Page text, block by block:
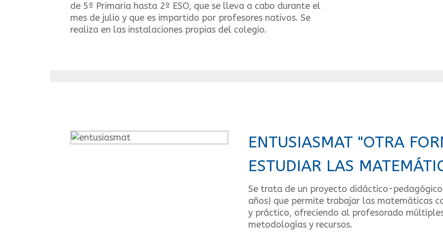
de 5º Primaria hasta 2º ESO, que se lleva a cabo durante el
mes de julio y que es impartido por profesores nativos. Se
realiza en las instalaciones propias del colegio.
ENTUSIASMAT "OTRA
ESTUDIAR LAS
Se trata de un proyecto didáctico-
años) que permite trabajar las matemáticas
y práctico, ofreciendo al profesorado
metodologías y recursos.